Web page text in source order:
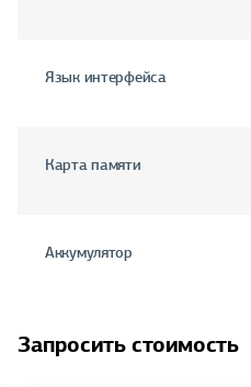
Язык интерфейса
Карта памяти
Аккумулятор
Запросить стоимость